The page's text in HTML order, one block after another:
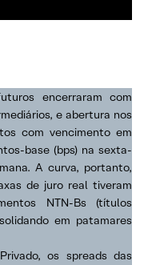
encerraram com
e abertura nos
com vencimento em
base (bps) na sexta-
A curva, portanto,
de juro real tiveram
NTN-Bs (títulos
em patamares
os spreads das